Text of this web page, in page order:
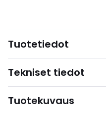
Tuotetiedot
Tekniset tiedot
Tuotekuvaus